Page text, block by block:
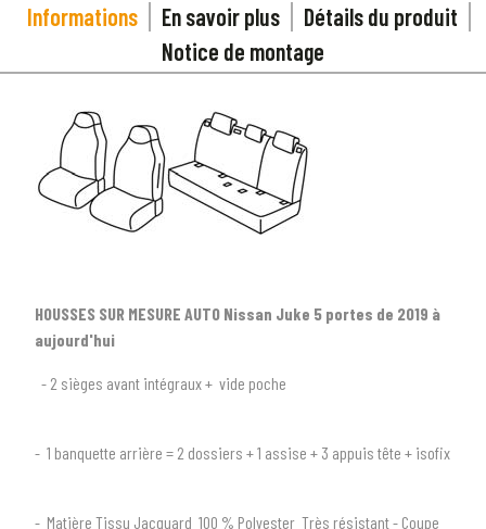
Informations En savoir plus
Détails du produit
Notice de montage
HOUSSES SUR MESURE AUTO Nissan Juke 5 portes de 2019 à
aujourd'hui
- 2 sièges avant intégraux + vide poche
- 1 banquette arrière = 2 dossiers + 1 assise + 3 appuis tête + isofix
- Matière Tissu Jacquard 100 % Polyester Très résistant - Coupe